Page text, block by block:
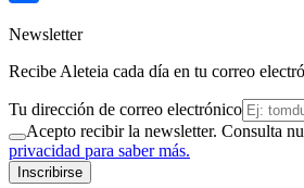
Newsletter
Recibe Aleteia cada día en tu correo
Tu dirección de correo electrónico
Acepto recibir la newsletter. Consulta
privacidad para saber más.
Inscribirse